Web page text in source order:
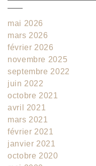
mai 2026
mars 2026
février 2026
novembre 2025
septembre 2022
juin 2022
octobre 2021
avril 2021
mars 2021
février 2021
janvier 2021
octobre 2020